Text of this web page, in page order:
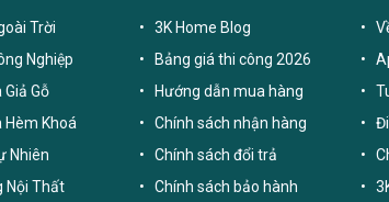
Trời
Nghiệp
Gỗ
Hèm Khoá
Nhiên
Nội Thất
3K Home Blog
Bảng giá thi công 2026
Hướng dẫn mua hàng
Chính sách nhận hàng
Chính sách đổi trả
Chính sách bảo hành